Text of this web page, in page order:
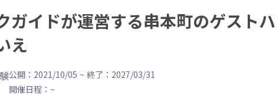
ガイドが運営する串本町のゲスト
え
公開：2021/10/05 ~ 終了：2027/03/31
開催日程： ~